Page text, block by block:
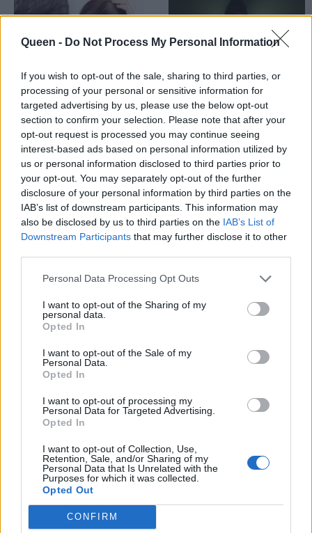
Queen - Do Not Process My Personal Information
If you wish to opt-out of the sale, sharing to third parties, or
processing of your personal or sensitive information for
targeted advertising by us, please use the below opt-out
section to confirm your selection. Please note that after your
opt-out request is processed you may continue seeing
interest-based ads based on personal information utilized by
us or personal information disclosed to third parties prior to
your opt-out. You may separately opt-out of the further
disclosure of your personal information by third parties on the
IAB’s list of downstream participants. This information may
also be disclosed by us to third parties on the IAB’s List of
Downstream Participants that may further disclose it to other
Personal Data Processing Opt Outs
I want to opt-out of the Sharing of my
personal data.
Opted In
I want to opt-out of the Sale of my
Personal Data.
Opted In
I want to opt-out of processing my
Personal Data for Targeted Advertising.
Opted In
I want to opt-out of Collection, Use,
Retention, Sale, and/or Sharing of my
Personal Data that Is Unrelated with the
Purposes for which it was collected.
Opted Out
CONFIRM
Εξαντλημένη στο
γραφείο; 5 πιθανές
αιτίες που δεν έχετε
ενέργεια στη δουλειά
Μια new age συνήθεια
που έχουμε όλοι και
μας «ρουφά» την
ενέργεια χωρίς να το
καταλάβουμε
Νιώθετε μονίμως ένα
αίσθημα κόπωσης και
εξάντλησης; Δείτε
πώς να το
αντιμετωπίσετε
Jennifer Lawrence:
Έπαθε νευρικό